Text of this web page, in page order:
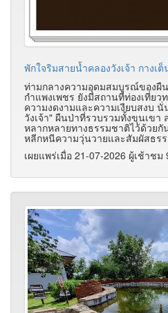
พักใจริมสายน้ำคลองวังเจ้า กางเ
ท่ามกลางความอุดมสมบูรณ์ของผื
กำแพงเพชร ยังมีสถานที่ท่องเที่ยว
ความงดงามและความเงียบสงบ
วังเจ้า" ผืนป่าที่รวบรวมทั้งขุนเข
หลากหลายทางธรรมชาติไว้ด้วยกั
หลีกหนีความวุ่นวายและสัมผัสธร
เผยแพร่เมื่อ 21-07-2026 ผู้เช้าชม